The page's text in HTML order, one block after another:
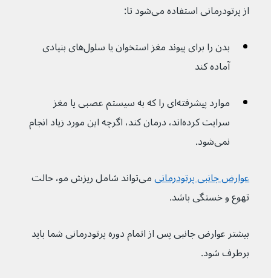
از پرتودرمانی استفاده می‌شود تا:
بدن را برای پیوند مغز استخوان یا سلول‌های بنیادی
آماده کند
موارد پیشرفته‌ای را که به سیستم عصبی یا مغز
سرایت کرده‌اند، درمان کند، اگرچه این مورد زیاد انجام
نمی‌شود.
عوارض جانبی پرتودرمانی
می‌تواند شامل ریزش مو، حالت
تهوع و خستگی باشد.
بیشتر عوارض جانبی پس از اتمام دوره پرتودرمانی شما باید
برطرف شود.